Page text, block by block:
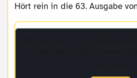
Hört rein in die 63. Ausgabe